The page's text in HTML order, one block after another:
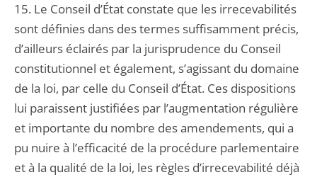
15. Le Conseil d’État constate que les irrecevabilités
sont définies dans des termes suffisamment précis,
d’ailleurs éclairés par la jurisprudence du Conseil
constitutionnel et également, s’agissant du domaine
de la loi, par celle du Conseil d’État. Ces dispositions
lui paraissent justifiées par l’augmentation régulière
et importante du nombre des amendements, qui a
pu nuire à l’efficacité de la procédure parlementaire
et à la qualité de la loi, les règles d’irrecevabilité déjà